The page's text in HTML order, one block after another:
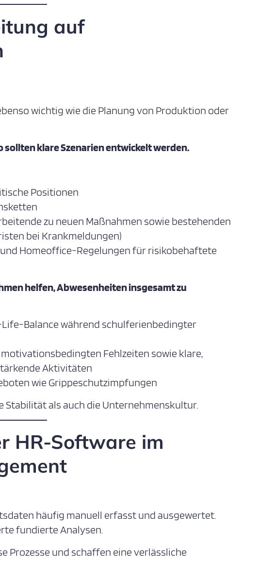
auf
wichtig wie die Planung von Produktion oder
klare Szenarien entwickelt werden.
Positionen
zu neuen Maßnahmen sowie bestehenden
bei Krankmeldungen)
Homeoffice-Regelungen für risikobehaftete
helfen, Abwesenheiten insgesamt zu
Balance während schulferienbedingter
Fehlzeiten sowie klare,
Aktivitäten
wie Grippeschutzimpfungen
Stabilität als auch die Unternehmenskultur.
HR-Software im
häufig manuell erfasst und ausgewertet.
fundierte Analysen.
Prozesse und schaffen eine verlässliche